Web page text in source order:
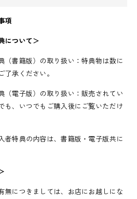
項
について＞
（書籍版）の取り扱い：特典物は数に
承ください。
（電子版）の取り扱い：販売されてい
も、いつでもご購入後にご覧いただけ
特典の内容は、書籍版・電子版共に
無につきましては、お店にお越しにな